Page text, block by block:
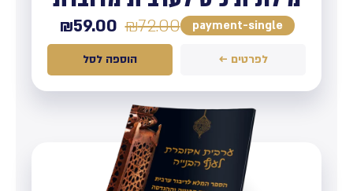
payment-single
₪72.00
₪59.00
לפרטים ← הוספה לסל